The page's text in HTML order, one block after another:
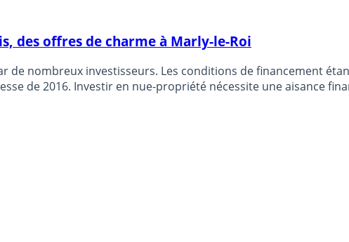
des offres de charme à Marly-le-Roi
de nombreux investisseurs. Les conditions de financement
de 2016. Investir en nue-propriété nécessite une aisance